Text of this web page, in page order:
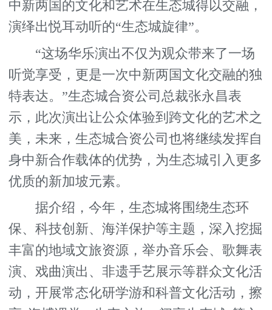
中新两国的文化和艺术在生态城得以交融，
演绎出悦耳动听的“生态城旋律”。
“这场华乐演出不仅为观众带来了一场
听觉享受，更是一次中新两国文化交融的独
特表达。”生态城合资公司总裁张永昌表
示，此次演出让公众体验到跨文化的艺术之
美，未来，生态城合资公司也将继续发挥自
身中新合作载体的优势，为生态城引入更多
优质的新加坡元素。
据介绍，今年，生态城将围绕生态环
保、科技创新、海洋保护等主题，深入挖掘
丰富的地域文旅资源，举办音乐会、歌舞表
演、戏曲演出、非遗手艺展示等群众文化活
动，开展常态化研学游和科普文化活动，擦